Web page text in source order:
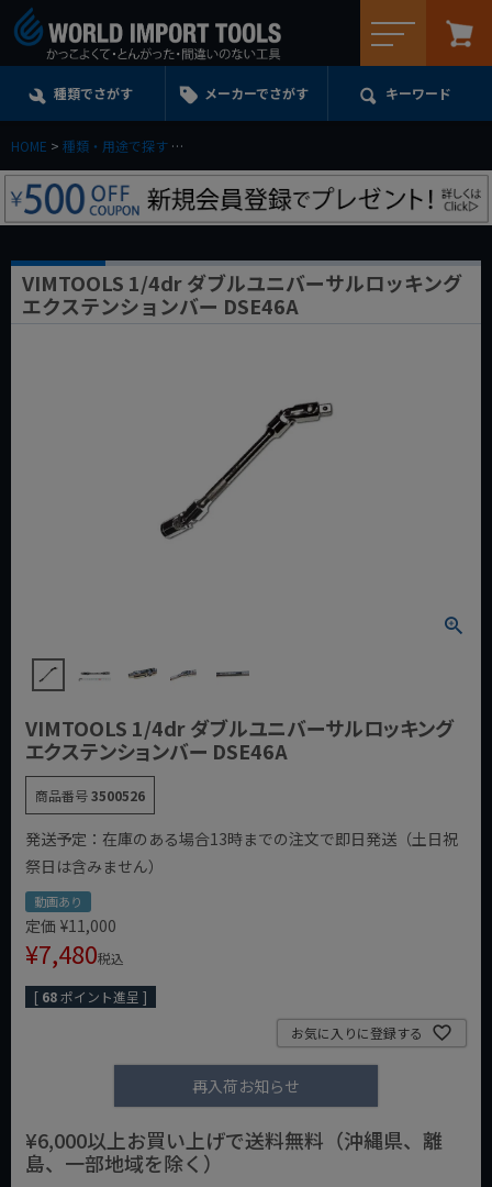
種類でさがす メーカーでさがす キーワード
HOME 種類・用途で探す
VIMTOOLS 1/4dr ダブルユニバーサルロッキング
エクステンションバー DSE46A
VIMTOOLS 1/4dr ダブルユニバーサルロッキング
エクステンションバー DSE46A
商品番号3500526
発送予定：在庫のある場合13時までの注文で即日発送（土日祝
祭日は含みません）
動画あり
定価 ¥11,000
¥7,480税込
[ 68ポイント進呈 ]
お気に入りに登録する
再入荷お知らせ
¥6,000以上お買い上げで送料無料（沖縄県、離
島、一部地域を除く）